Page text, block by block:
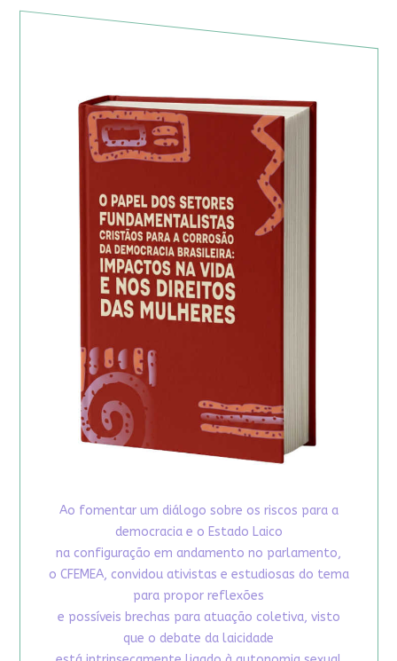
Ao fomentar um diálogo sobre os riscos para a
democracia e o Estado Laico
na configuração em andamento no parlamento,
o CFEMEA, convidou ativistas e estudiosas do tema
para propor reflexões
e possíveis brechas para atuação coletiva, visto
que o debate da laicidade